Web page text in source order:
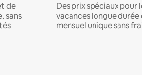
de
sans
Des prix spéciaux pour
vacances longue
mensuel unique sans